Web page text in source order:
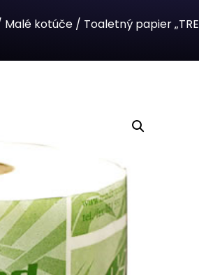
Malé kotúče / Toaletný papier